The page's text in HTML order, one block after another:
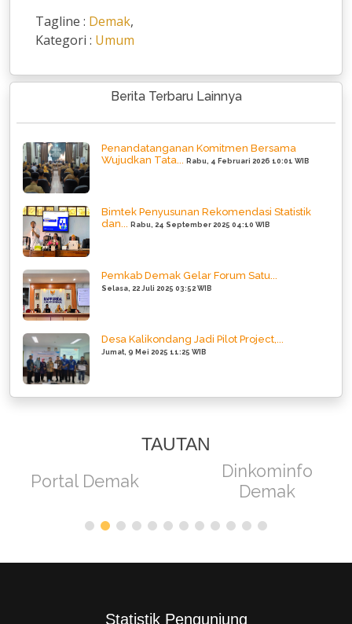
Tagline : Demak,
Kategori : Umum
Berita Terbaru Lainnya
Penandatanganan Komitmen Bersama
Wujudkan Tata... Rabu, 4 Februari 2026 10:01 WIB
Bimtek Penyusunan Rekomendasi Statistik
dan... Rabu, 24 September 2025 04:10 WIB
Pemkab Demak Gelar Forum Satu...
Selasa, 22 Juli 2025 03:52 WIB
Desa Kalikondang Jadi Pilot Project,...
Jumat, 9 Mei 2025 11:25 WIB
TAUTAN
Portal Demak
Dinkominfo
Demak
Statistik Pengunjung